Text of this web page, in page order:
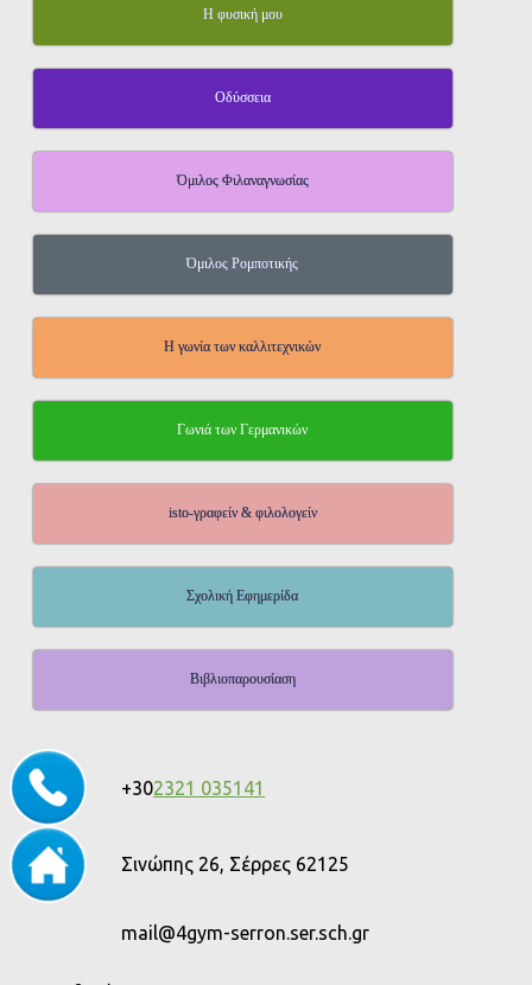
Η φυσική μου
Οδύσσεια
Όμιλος Φιλαναγνωσίας
Όμιλος Ρομποτικής
Η γωνία των καλλιτεχνικών
Γωνιά των Γερμανικών
isto-γραφείν & φιλολογείν
Σχολική Εφημερίδα
Βιβλιοπαρουσίαση
+302321 035141
Σινώπης 26, Σέρρες 62125
mail@4gym-serron.ser.sch.gr